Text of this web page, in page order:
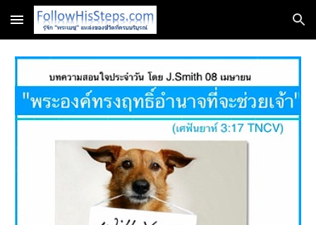
Skip to main content Skip to navigation